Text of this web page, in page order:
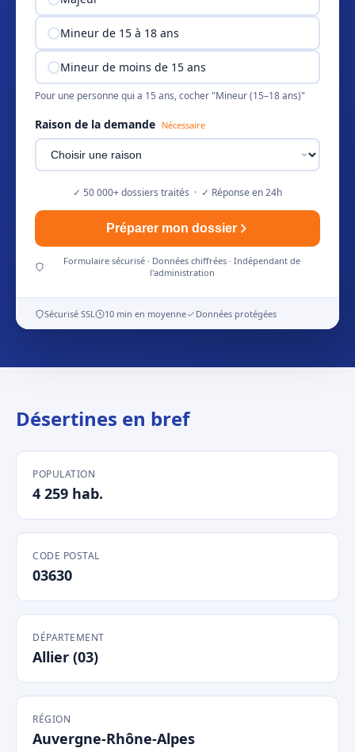
Mineur de 15 à 18 ans
Mineur de moins de 15 ans
Pour une personne qui a 15 ans, cocher "Mineur (15–18 ans)"
Raison de la demande Nécessaire
✓ 50 000+ dossiers traités · ✓ Réponse en 24h
Préparer mon dossier
Formulaire sécurisé · Données chiffrées · Indépendant de
l'administration
Sécurisé SSL 10 min en moyenne Données protégées
Désertines en bref
POPULATION
4 259 hab.
CODE POSTAL
03630
DÉPARTEMENT
Allier (03)
RÉGION
Auvergne-Rhône-Alpes